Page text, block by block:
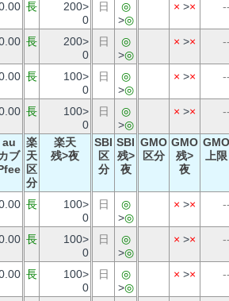
長
200>
0
日
◎
>◎
× >×
長
200>
0
日
◎
>◎
× >×
長
100>
0
日
◎
>◎
× >×
長
100>
0
日
◎
>◎
× >×
au
ブ
楽
天
区
分
楽天
残>夜
SBI
区
分
SBI
残>
夜
GMO
区分
GMO
残>
夜
GMO
上限
長
100>
0
日
◎
>◎
× >×
長
100>
0
日
◎
>◎
× >×
長
100>
0
日
◎
>◎
× >×